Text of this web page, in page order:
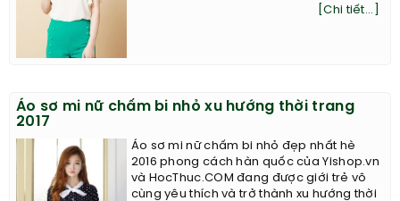
[Chi tiết...]
Áo sơ mi nữ chấm bi nhỏ xu hướng thời trang
2017
Áo sơ mi nữ chấm bi nhỏ đẹp nhất hè
2016 phong cách hàn quốc của Yishop.vn
và HocThuc.COM đang được giới trẻ vô
cùng yêu thích và trở thành xu hướng thời